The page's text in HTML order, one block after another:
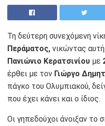
Τη δεύτερη συνεχόμενη
Περάματος, νικώντας
Πανιώνιο Κερατσινίου με
έρθει με τον Γιώργο
πάγκο του Ολυμπιακού,
που έχει κάνει και ο ίδιος.
Οι γηπεδούχοι άνοιξαν το